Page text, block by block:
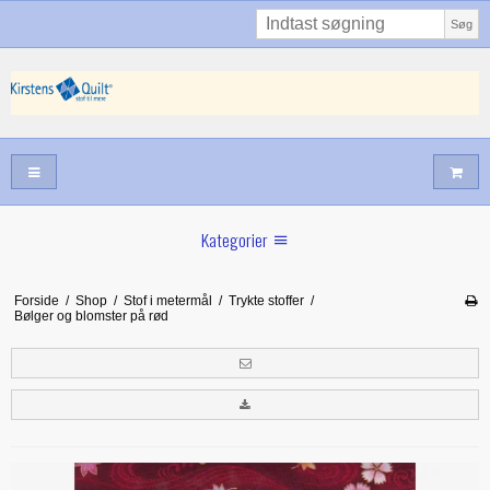
Søg
Kategorier
Juni nyt
Forside / Shop / Stof i metermål / Trykte stoffer /
Bølger og blomster på rød